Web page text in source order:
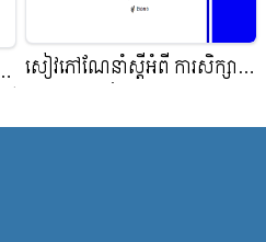
សៀវភៅណែនាំស្តីអំពី ការសិក្សា
Study)